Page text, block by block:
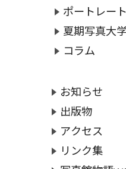
ポートレー
夏期写真大
コラム
お知らせ
出版物
アクセス
リンク集